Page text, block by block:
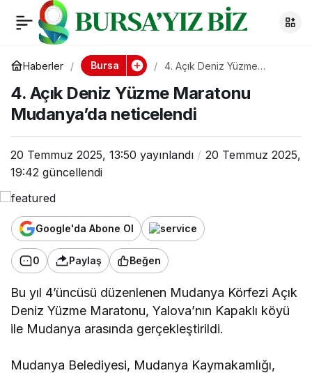
Haberler Bursa
4. Açık Deniz Yüzme
neticelendi
4. Açık Deniz Yüzme Maratonu
Mudanya’da neticelendi
20 Temmuz 2025, 13:50 yayınlandı
20 Temmuz 2025,
19:42 güncellendi
Google'da Abone Ol
0 Paylaş Beğen
Bu yıl 4’üncüsü düzenlenen Mudanya Körfezi Açık
Deniz Yüzme Maratonu, Yalova’nın Kapaklı köyü
ile Mudanya arasında gerçekleştirildi.
Mudanya Belediyesi, Mudanya Kaymakamlığı,
4. Açık Deniz Yüzme
Maratonu
Mudanya’da
neticelendi